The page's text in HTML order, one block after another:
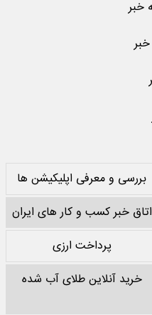
بررسی و معرفی اپلیکیشن ها
اتاق خبر کسب و کار های ایران
پرداخت ارزی
خرید آنلاین طلای آب شده